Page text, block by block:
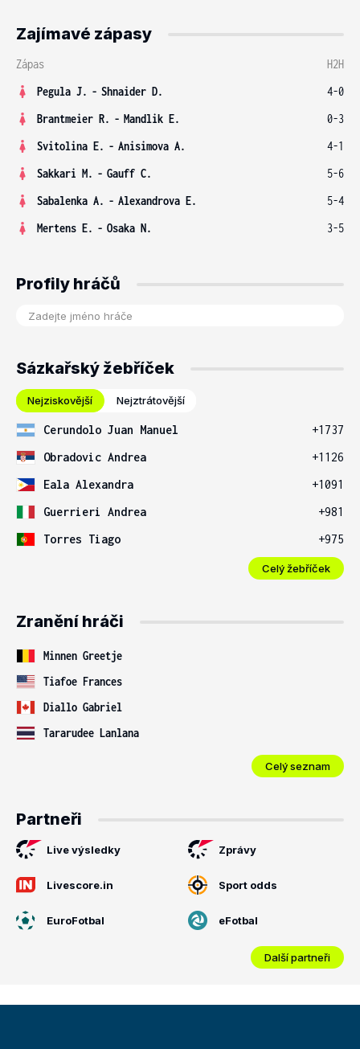
Zajímavé zápasy
Zápas
H2H
Pegula J. - Shnaider D.
4-0
Brantmeier R. - Mandlik E.
0-3
Svitolina E. - Anisimova A.
4-1
Sakkari M. - Gauff C.
5-6
Sabalenka A. - Alexandrova E.
5-4
Mertens E. - Osaka N. 3-5
Profily hráčů
Sázkařský žebříček
Nejziskovější Nejztrátovější
Cerundolo Juan Manuel
+1737
Obradovic Andrea
+1126
Eala Alexandra
+1091
Guerrieri Andrea
+981
Torres Tiago
+975
Celý žebříček
Zranění hráči
Minnen Greetje
Tiafoe Frances
Diallo Gabriel
Tararudee Lanlana
Celý seznam
Partneři
Live výsledky Zprávy
Livescore.in Sport odds
EuroFotbal eFotbal
Další partneři